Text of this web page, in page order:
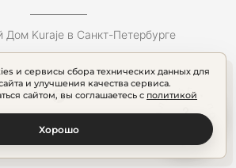
и сервисы сбора технических данных для
и улучшения качества сервиса.
сайтом, вы соглашаетесь с политикой
Хорошо
Дом Kuraje в Санкт-Петербурге